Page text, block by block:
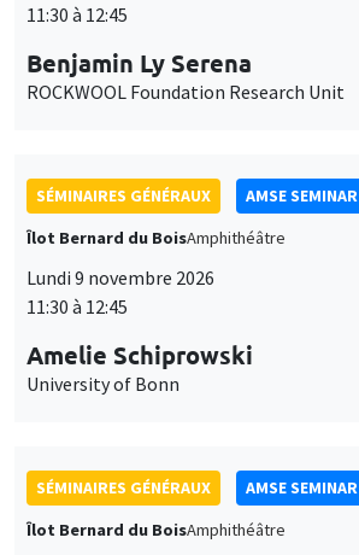
11:30 à 12:45
Benjamin Ly Serena
ROCKWOOL Foundation Research Unit
SÉMINAIRES GÉNÉRAUX
AMSE SEMINAR
Îlot Bernard du BoisAmphithéâtre
Lundi 9 novembre 2026
11:30 à 12:45
Amelie Schiprowski
University of Bonn
SÉMINAIRES GÉNÉRAUX
AMSE SEMINAR
Îlot Bernard du BoisAmphithéâtre